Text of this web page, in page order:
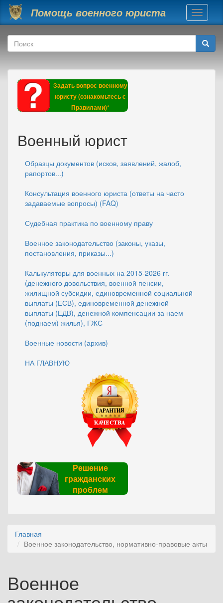
Перейти к основному содержанию
Помощь военного юриста
Toggle
Форма поиска
Поиск
Задать вопрос военному
юристу (ознакомьтесь с
Правилами)*
Военный юрист
Образцы документов (исков, заявлений, жалоб,
рапортов...)
Консультация военного юриста (ответы на часто
задаваемые вопросы) (FAQ)
Судебная практика по военному праву
Военное законодательство (законы, указы,
постановления, приказы...)
Калькуляторы для военных на 2015-2026 гг.
(денежного довольствия, военной пенсии,
жилищной субсидии, единовременной социальной
выплаты (ЕСВ), единовременной денежной
выплаты (ЕДВ), денежной компенсации за наем
(поднаем) жилья), ГЖС
Военные новости (архив)
НА ГЛАВНУЮ
Решение
гражданских
проблем
Главная
Военное законодательство, нормативно-правовые акты
Военное